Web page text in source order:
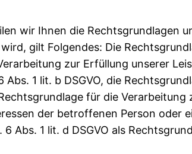
wir Ihnen die
gilt Folgendes: Die
zur Erfüllung unserer
1 lit. b DSGVO, die
für die
der betroffenen Person
Abs. 1 lit. d DSGVO als